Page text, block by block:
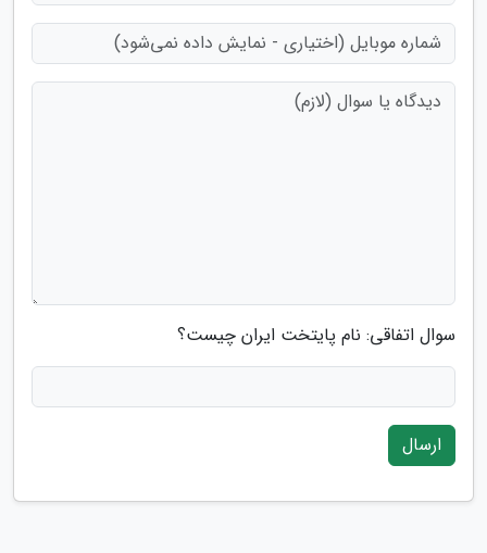
سوال اتفاقی: نام پایتخت ایران چیست؟
ارسال